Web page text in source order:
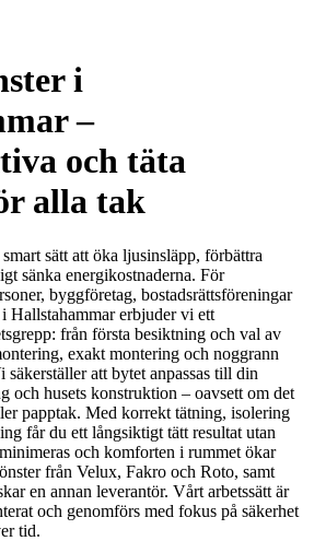
i
–
och täta
alla tak
sätt att öka ljusinsläpp, förbättra
sänka energikostnaderna. För
byggföretag, bostadsrättsföreningar
Hallstahammar erbjuder vi ett
från första besiktning och val av
exakt montering och noggrann
att bytet anpassas till din
och husets konstruktion – oavsett om det
papptak. Med korrekt tätning, isolering
får du ett långsiktigt tätt resultat utan
och komforten i rummet ökar
från Velux, Fakro och Roto, samt
en annan leverantör. Vårt arbetssätt är
och genomförs med fokus på säkerhet
tid.